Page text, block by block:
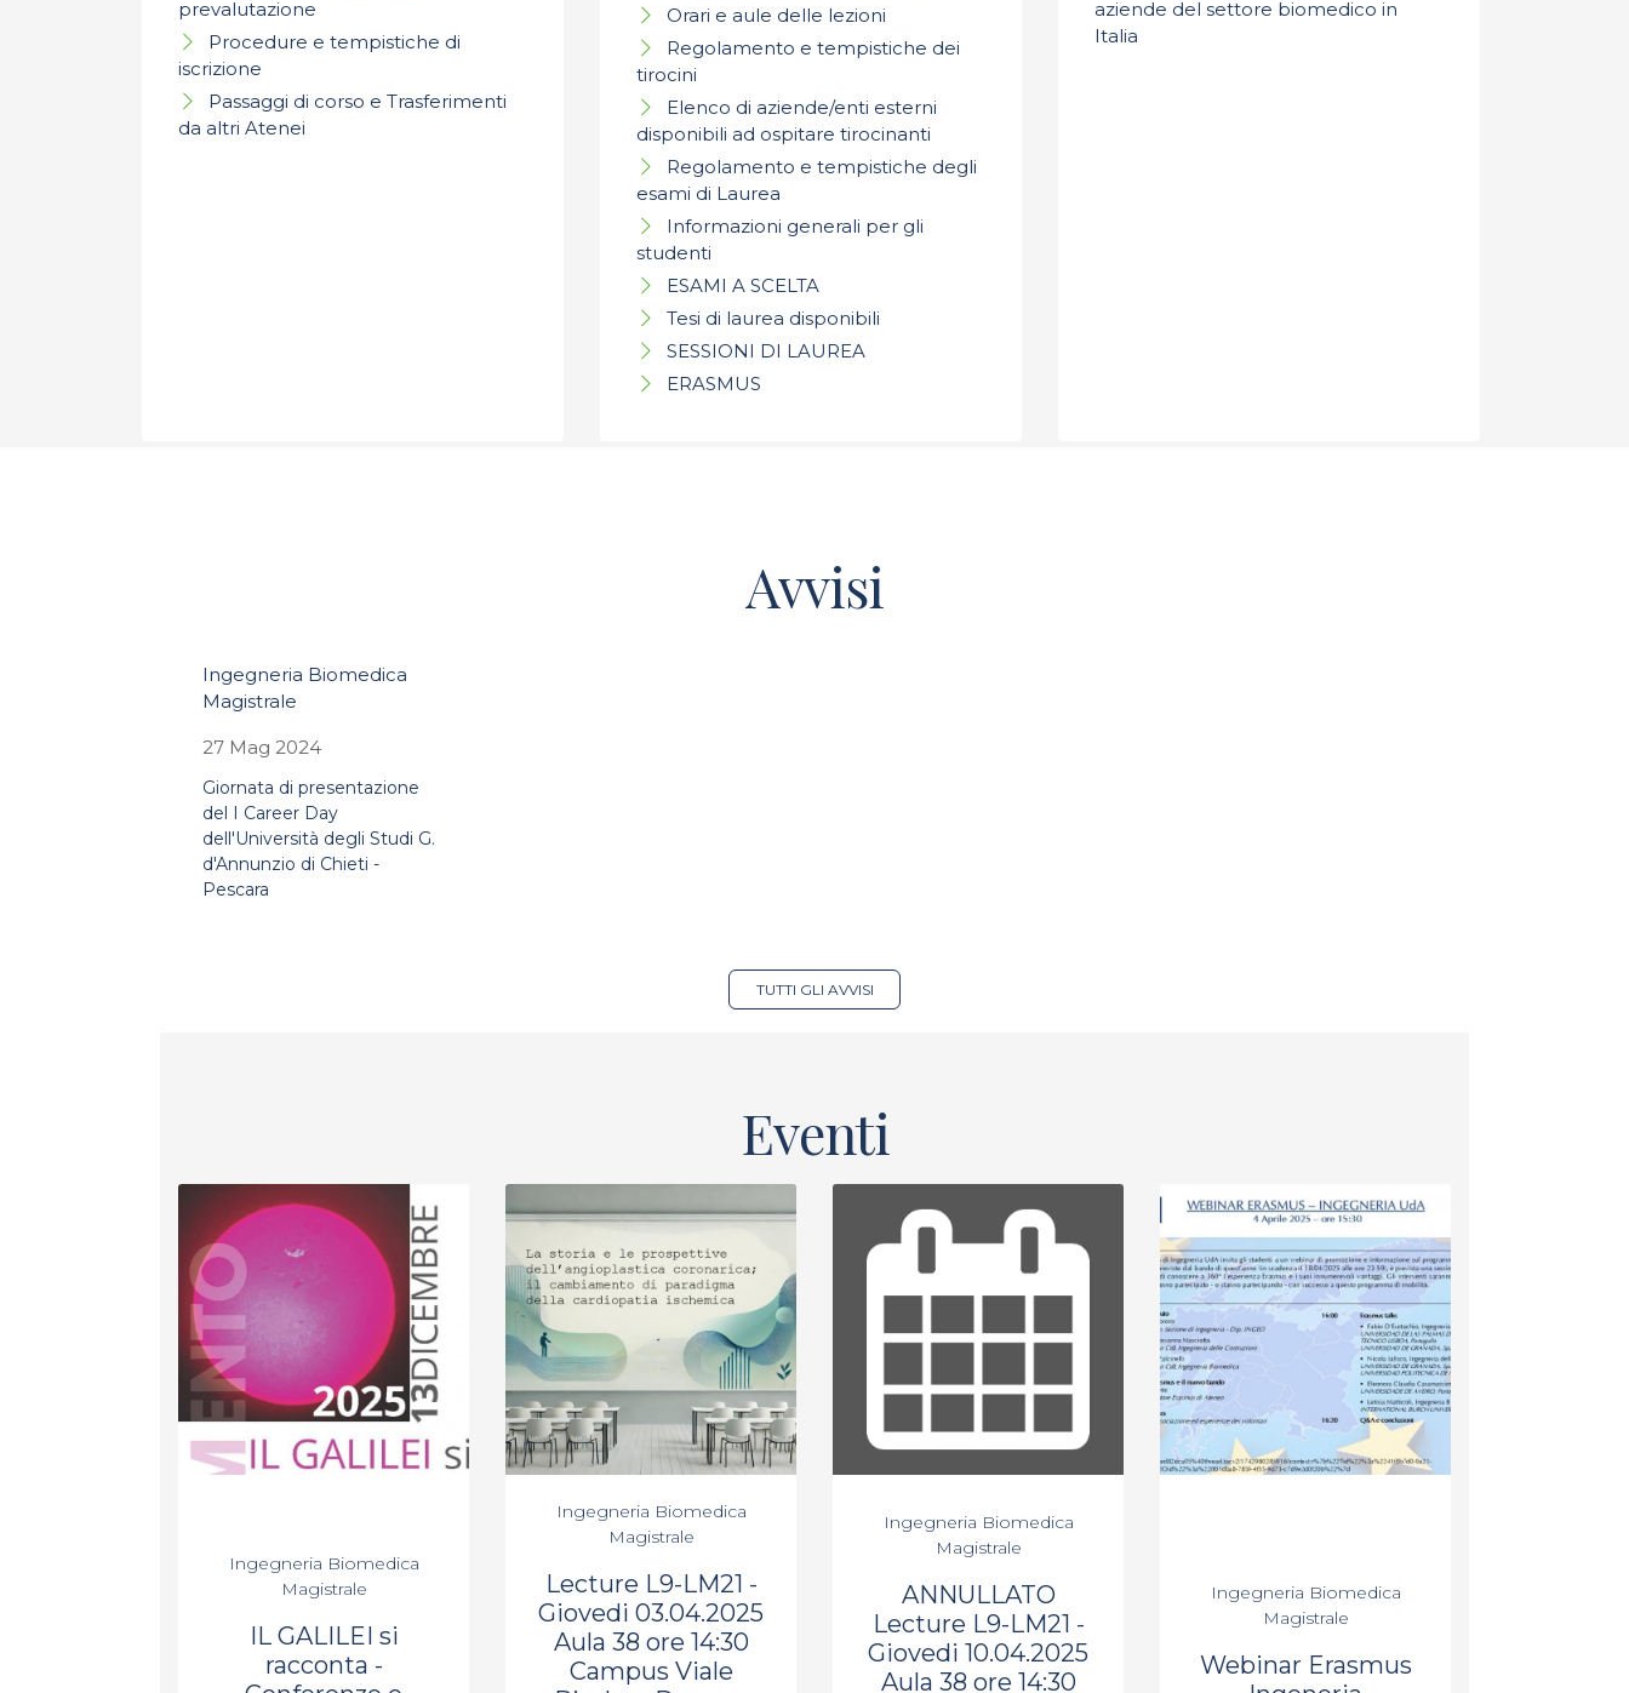
prevalutazione
Procedure e tempistiche di
iscrizione
Passaggi di corso e Trasferimenti
da altri Atenei
Orari e aule delle lezioni
Regolamento e tempistiche dei
tirocini
Elenco di aziende/enti esterni
disponibili ad ospitare tirocinanti
Regolamento e tempistiche degli
esami di Laurea
Informazioni generali per gli
studenti
ESAMI A SCELTA
Tesi di laurea disponibili
SESSIONI DI LAUREA
ERASMUS
aziende del settore biomedico in
Italia
Avvisi
Ingegneria Biomedica
Magistrale
27 Mag 2024
Giornata di presentazione
del I Career Day
dell'Università degli Studi G.
d'Annunzio di Chieti -
Pescara
TUTTI GLI AVVISI
Eventi
Ingegneria Biomedica
Magistrale
IL GALILEI si
racconta -
Ingegneria Biomedica
Magistrale
Lecture L9-LM21 -
Giovedi 03.04.2025
Aula 38 ore 14:30
Campus Viale
Ingegneria Biomedica
Magistrale
ANNULLATO
Lecture L9-LM21 -
Giovedi 10.04.2025
Aula 38 ore 14:30
Ingegneria Biomedica
Magistrale
Webinar Erasmus